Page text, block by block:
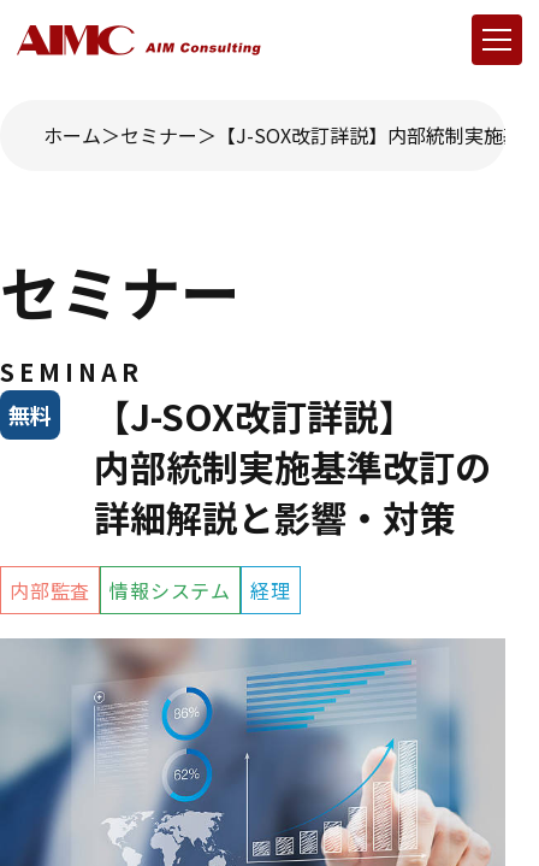
ホーム セミナー 【J-SOX改訂詳説】内部統制実施
セミナー
SEMINAR
【J-SOX改訂詳説】
内部統制実施基準改訂の
詳細解説と影響・対策
無料
内部監査 情報システム 経理